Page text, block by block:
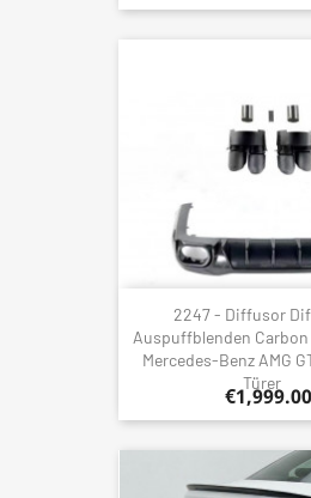
2247 - Diffusor
Auspuffblenden
Mercedes-Benz AMG
Türer
€1,999.00